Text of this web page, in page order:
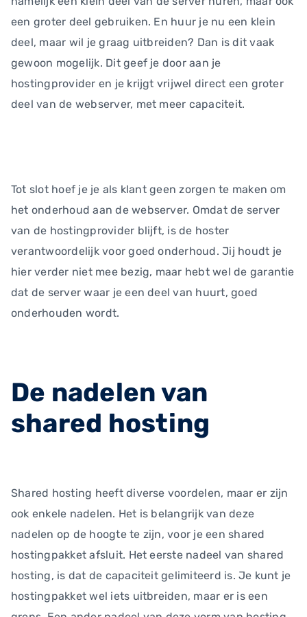
een groter deel gebruiken. En huur je nu een klein
deel, maar wil je graag uitbreiden? Dan is dit vaak
gewoon mogelijk. Dit geef je door aan je
hostingprovider en je krijgt vrijwel direct een groter
deel van de webserver, met meer capaciteit.
Tot slot hoef je je als klant geen zorgen te maken om
het onderhoud aan de webserver. Omdat de server
van de hostingprovider blijft, is de hoster
verantwoordelijk voor goed onderhoud. Jij houdt je
hier verder niet mee bezig, maar hebt wel de garantie
dat de server waar je een deel van huurt, goed
onderhouden wordt.
De nadelen van
shared hosting
Shared hosting heeft diverse voordelen, maar er zijn
ook enkele nadelen. Het is belangrijk van deze
nadelen op de hoogte te zijn, voor je een shared
hostingpakket afsluit. Het eerste nadeel van shared
hosting, is dat de capaciteit gelimiteerd is. Je kunt je
hostingpakket wel iets uitbreiden, maar er is een